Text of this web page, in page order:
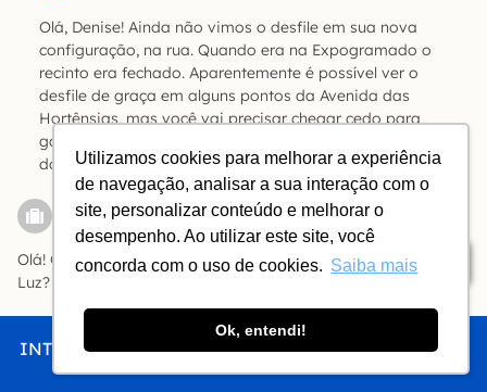
Utilizamos cookies para melhorar a experiência
de navegação, analisar a sua interação com o
site, personalizar conteúdo e melhorar o
desempenho. Ao utilizar este site, você
concorda com o uso de cookies. Saiba mais
Ok, entendi!
INTRO CHEGAR FICAR COMER FAZER
Índice
Olá, Denise! Ainda não vimos o desfile em sua nova
configuração, na rua. Quando era na Expogramado o
recinto era fechado. Aparentemente é possível ver o
desfile de graça em alguns pontos da Avenida das
Hortênsias, mas você vai precisar chegar cedo para
garantir seu lugar no gradil. O ângulo também não vai ser
dos melhores.
Bruna
Responder
Olá! Qual site é seguro pra comprar os ingressos do Natal
Luz?
Olá, Bruna! Os sites das agências são seguros. Mas se